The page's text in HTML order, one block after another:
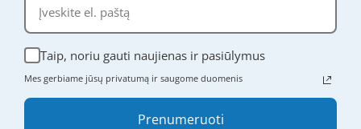
Taip, noriu gauti naujienas ir pasiūlymus
Mes gerbiame jūsų privatumą ir saugome duomenis
Prenumeruoti